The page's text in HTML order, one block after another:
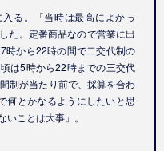
る。「当時は最高によかっ
た。定番商品なので営業に出
時から22時の間で二交代制の
は5時から22時までの三交代
制が当たり前で、採算を合わ
何とかなるようにしたいと思
ことは大事」。